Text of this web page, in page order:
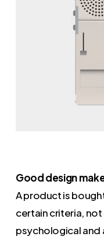
Good design
A product is
certain criteria,
psychological